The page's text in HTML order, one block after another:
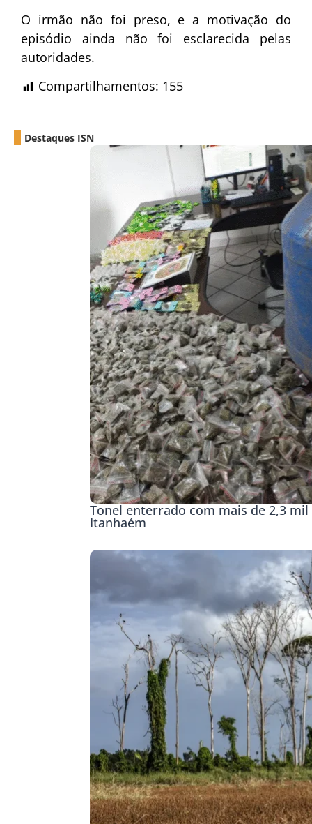
O irmão não foi preso, e a motivação do
episódio ainda não foi esclarecida pelas
autoridades.
Compartilhamentos: 155
Destaques ISN
Tonel enterrado com mais de 2,3
Itanhaém